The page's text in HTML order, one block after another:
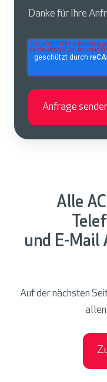
Danke für Ihre
Alle
und E-Mail
Auf der nächsten